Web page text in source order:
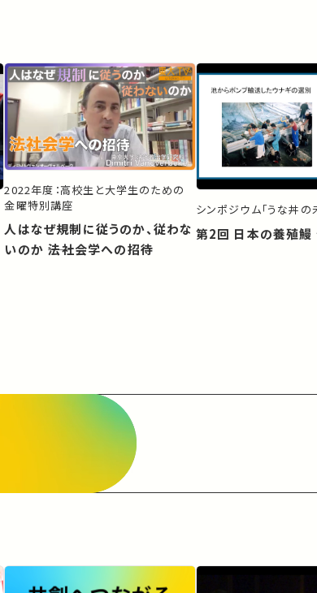
2022年度：高校生と大学生のための
金曜特別講座
人はなぜ規制に従うのか、従わな
いのか ――法社会学への招待
シンポジウム「うな丼の
第2回 日本の養殖